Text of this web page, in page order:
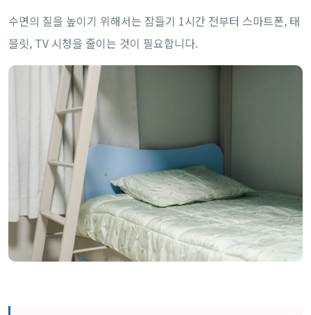
수면의 질을 높이기 위해서는 잠들기 1시간 전부터 스마트폰, 태
블릿, TV 시청을 줄이는 것이 필요합니다.